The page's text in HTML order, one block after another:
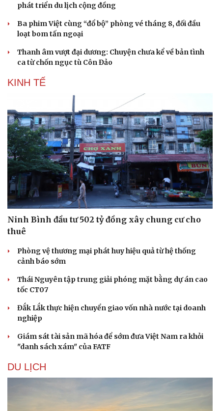
Dinh dưỡng - món ngon
Cây thuốc
Sản phụ khoa
Nhi khoa
Nam khoa
Làm đẹp - giảm cân
Phòng mạch online
Nhà đẹp
Tình yêu - Gia đình
phát triển du lịch cộng đồng
Ba phim Việt cùng “đổ bộ” phòng vé tháng 8, đối đầu
loạt bom tấn ngoại
Thanh âm vượt đại dương: Chuyện chưa kể về bản tình
ca từ chốn ngục tù Côn Đảo
KINH TẾ
Ninh Bình đầu tư 502 tỷ đồng xây chung cư cho
thuê
Phòng vệ thương mại phát huy hiệu quả từ hệ thống
cảnh báo sớm
Thái Nguyên tập trung giải phóng mặt bằng dự án cao
tốc CT07
Đắk Lắk thực hiện chuyển giao vốn nhà nước tại doanh
nghiệp
Giám sát tài sản mã hóa để sớm đưa Việt Nam ra khỏi
"danh sách xám" của FATF
DU LỊCH